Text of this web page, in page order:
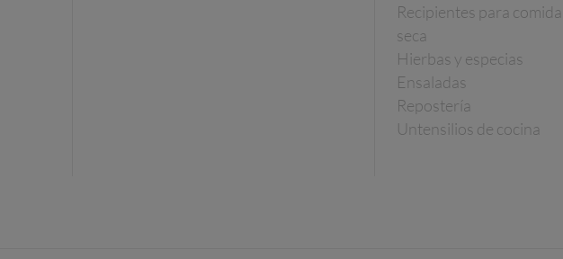
Recipientes para comida
seca
Hierbas y especias
Ensaladas
Repostería
Untensilios de cocina